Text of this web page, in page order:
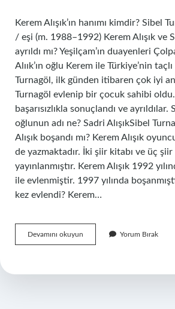
Kerem Alışık’ın hanımı kimdir? Sibel
/ eşi (m. 1988–1992) Kerem Alışık ve
ayrıldı mı? Yeşilçam’ın duayenleri
Alıık’ın oğlu Kerem ile Türkiye’nin
Turnagöl, ilk günden itibaren çok iyi
Turnagöl evlenip bir çocuk sahibi
başarısızlıkla sonuçlandı ve ayrıldılar.
oğlunun adı ne? Sadri AlışıkSibel
Alışık boşandı mı? Kerem Alışık
de yazmaktadır. İki şiir kitabı ve üç
yayınlanmıştır. Kerem Alışık 1992
ile evlenmiştir. 1997 yılında
kez evlendi? Kerem…
Devamını okuyun
Alışıkın
Kimdir
Yorum Bırak